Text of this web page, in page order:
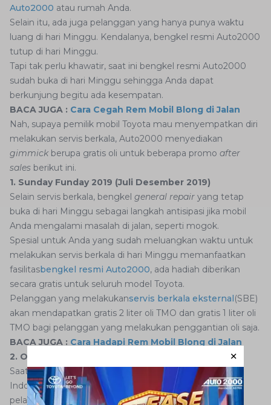
Auto2000 atau rumah Anda.
Selain itu, ada juga pelanggan yang hanya punya waktu
luang di hari Minggu. Kendalanya, bengkel resmi Auto2000
tutup di hari Minggu.
Tapi tak perlu khawatir, saat ini bengkel resmi Auto2000
sudah buka di hari Minggu sehingga Anda dapat
berkunjung begitu ada kesempatan.
BACA JUGA : Cara Cegah Rem Mobil Blong di Jalan
Nah, supaya pemilik mobil Toyota mau menyempatkan diri
melakukan servis berkala, Auto2000 menyediakan
gimmickberupa gratis oli untuk beberapa promo after
sales berikut ini.
1. Sunday Funday 2019 (Juli Desember 2019)
Selain servis berkala, bengkel general repair yang tetap
buka di hari Minggu sebagai langkah antisipasi jika mobil
Anda mengalami masalah di jalan, seperti mogok.
Spesial untuk Anda yang sudah meluangkan waktu untuk
melakukan servis berkala di hari Minggu memanfaatkan
fasilitasbengkel resmi Auto2000, ada hadiah diberikan
secara gratis untuk seluruh model Toyota.
Pelanggan yang melakukanservis berkala eksternal(SBE)
akan mendapatkan gratis 2 liter oli TMO dan gratis 1 liter oli
TMO bagi pelanggan yang melakukan penggantian oli saja.
BACA JUGA : Cara Hadapi Rem Mobil Blong di Jalan
2. Oil Funtastic Type C (Maret Desember 2019)
Saat iniAuto2000 sudah memiliki 126 cabang di seluruh
Indonesia. Untuk mendekatkan cabang baru dengan
pelanggan setia Auto2000, ditawarkan program promo